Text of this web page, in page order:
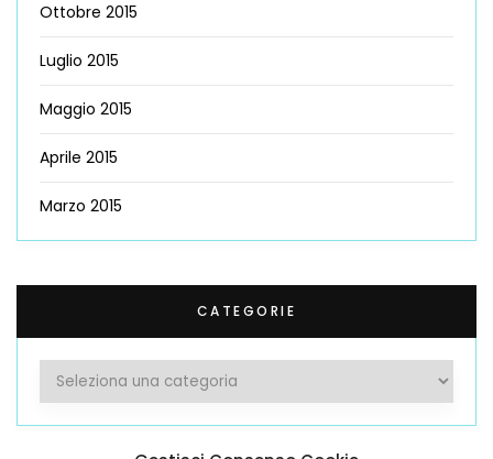
Ottobre 2015
Luglio 2015
Maggio 2015
Aprile 2015
Marzo 2015
CATEGORIE
Categorie